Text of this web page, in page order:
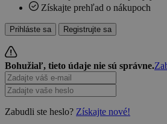
Získajte prehľad o nákupoch
Prihláste sa Registrujte sa
Bohužiaľ, tieto údaje nie sú správne.
Zabudli ste heslo? Získajte nové!